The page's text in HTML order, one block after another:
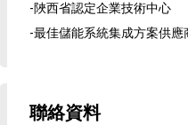
-陜西省認定企業技術中心
-最佳儲能系統集成方案供應
聯絡資料